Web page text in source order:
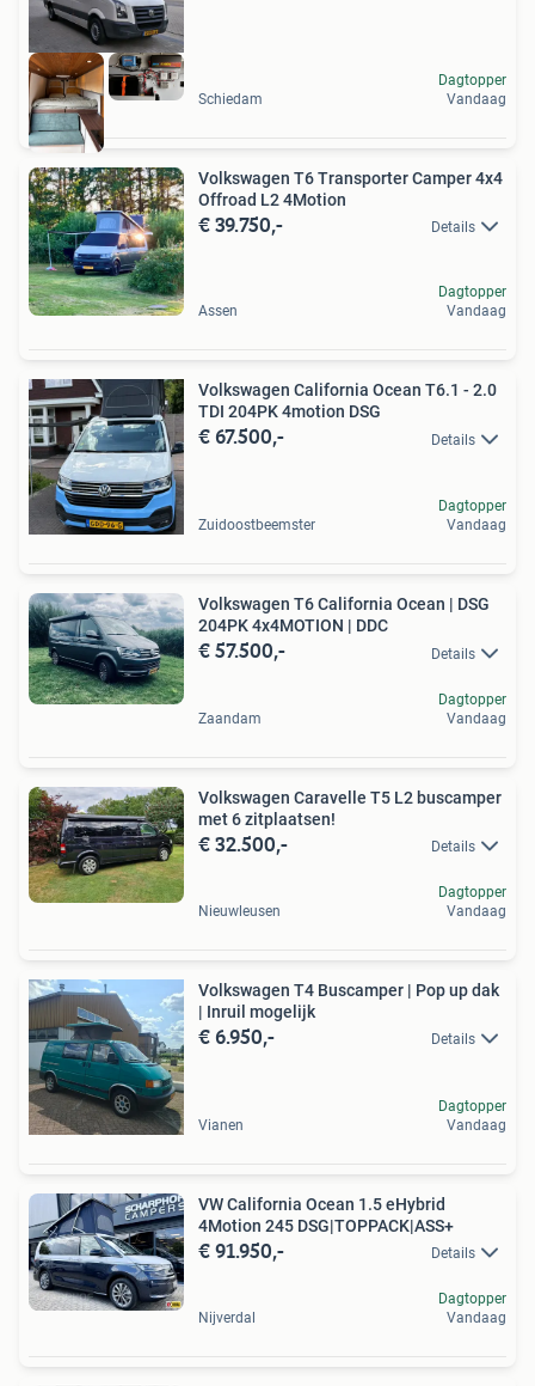
Schiedam
Dagtopper
Vandaag
Volkswagen T6 Transporter Camper 4x4
Offroad L2 4Motion
€ 39.750,- Details
Assen
Dagtopper
Vandaag
Volkswagen California Ocean T6.1 - 2.0
TDI 204PK 4motion DSG
€ 67.500,- Details
Zuidoostbeemster
Dagtopper
Vandaag
Volkswagen T6 California Ocean | DSG
204PK 4x4MOTION | DDC
€ 57.500,- Details
Zaandam
Dagtopper
Vandaag
Volkswagen Caravelle T5 L2 buscamper
met 6 zitplaatsen!
€ 32.500,- Details
Nieuwleusen
Dagtopper
Vandaag
Volkswagen T4 Buscamper | Pop up dak
| Inruil mogelijk
€ 6.950,- Details
Vianen
Dagtopper
Vandaag
VW California Ocean 1.5 eHybrid
4Motion 245 DSG|TOPPACK|ASS+
€ 91.950,- Details
Nijverdal
Dagtopper
Vandaag